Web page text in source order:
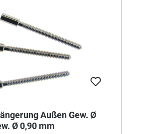
Außen Gew. Ø
Ø 0,90 mm